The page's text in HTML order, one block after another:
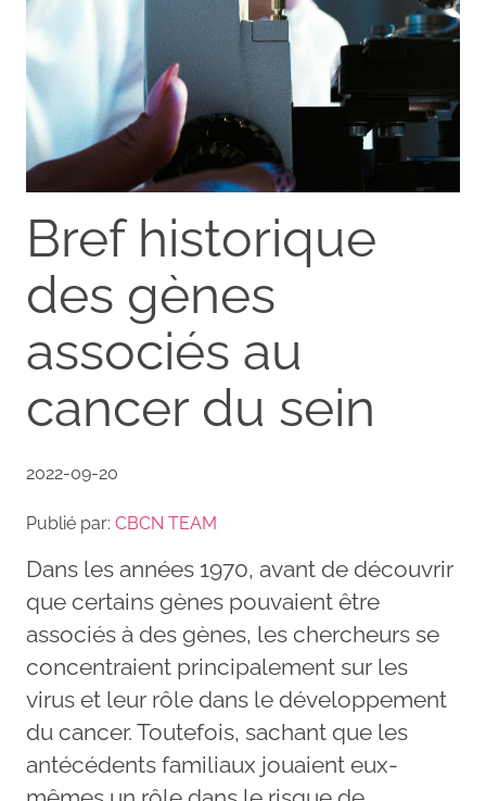
Bref historique
des gènes
associés au
cancer du sein
2022-09-20
Publié par: CBCN TEAM
Dans les années 1970, avant de découvrir
que certains gènes pouvaient être
associés à des gènes, les chercheurs se
concentraient principalement sur les
virus et leur rôle dans le développement
du cancer. Toutefois, sachant que les
antécédents familiaux jouaient eux-